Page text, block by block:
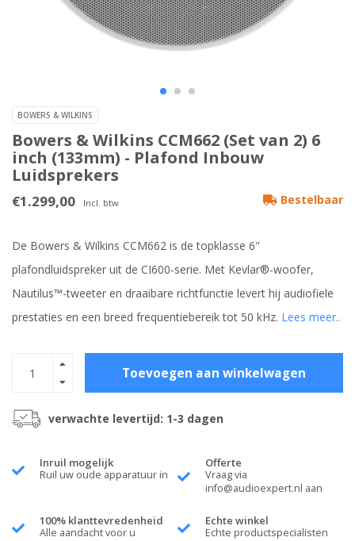
BOWERS & WILKINS
Bowers & Wilkins CCM662 (Set van 2) 6
inch (133mm) - Plafond Inbouw
Luidsprekers
€1.299,00 Incl. btw Bestelbaar
De Bowers & Wilkins CCM662 is de topklasse 6"
plafondluidspreker uit de CI600-serie. Met Kevlar®-woofer,
Nautilus™-tweeter en draaibare richtfunctie levert hij audiofiele
prestaties en een breed frequentiebereik tot 50 kHz. Lees meer..
Toevoegen aan winkelwagen
verwachte levertijd: 1-3 dagen
Inruil mogelijk
Ruil uw oude apparatuur in
Offerte
Vraag via
info@audioexpert.nl aan
100% klanttevredenheid
Alle aandacht voor u
Echte winkel
Echte productspecialisten